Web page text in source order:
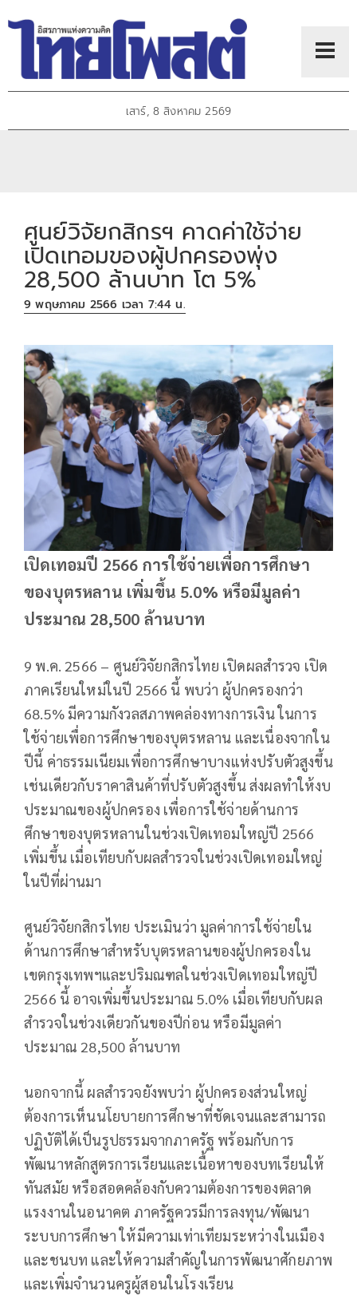
เสาร์, 8 สิงหาคม 2569
ศูนย์วิจัยกสิกรฯ คาดค่าใช้จ่าย
เปิดเทอมของผู้ปกครองพุ่ง
28,500 ล้านบาท โต 5%
9 พฤษภาคม 2566 เวลา 7:44 น.
เปิดเทอมปี 2566 การใช้จ่ายเพื่อการศึกษา
ของบุตรหลาน เพิ่มขึ้น 5.0% หรือมีมูลค่า
ประมาณ 28,500 ล้านบาท
9 พ.ค. 2566 – ศูนย์วิจัยกสิกรไทย เปิดผลสำรวจ เปิด
ภาคเรียนใหม่ในปี 2566 นี้ พบว่า ผู้ปกครองกว่า
68.5% มีความกังวลสภาพคล่องทางการเงิน ในการ
ใช้จ่ายเพื่อการศึกษาของบุตรหลาน และเนื่องจากใน
ปีนี้ ค่าธรรมเนียมเพื่อการศึกษาบางแห่งปรับตัวสูงขึ้น
เช่นเดียวกับราคาสินค้าที่ปรับตัวสูงขึ้น ส่งผลทำให้งบ
ประมาณของผู้ปกครอง เพื่อการใช้จ่ายด้านการ
ศึกษาของบุตรหลานในช่วงเปิดเทอมใหญ่ปี 2566
เพิ่มขึ้น เมื่อเทียบกับผลสำรวจในช่วงเปิดเทอมใหญ่
ในปีที่ผ่านมา
ศูนย์วิจัยกสิกรไทย ประเมินว่า มูลค่าการใช้จ่ายใน
ด้านการศึกษาสำหรับบุตรหลานของผู้ปกครองใน
เขตกรุงเทพฯและปริมณฑลในช่วงเปิดเทอมใหญ่ปี
2566 นี้ อาจเพิ่มขึ้นประมาณ 5.0% เมื่อเทียบกับผล
สำรวจในช่วงเดียวกันของปีก่อน หรือมีมูลค่า
ประมาณ 28,500 ล้านบาท
นอกจากนี้ ผลสำรวจยังพบว่า ผู้ปกครองส่วนใหญ่
ต้องการเห็นนโยบายการศึกษาที่ชัดเจนและสามารถ
ปฏิบัติได้เป็นรูปธรรมจากภาครัฐ พร้อมกับการ
พัฒนาหลักสูตรการเรียนและเนื้อหาของบทเรียนให้
ทันสมัย หรือสอดคล้องกับความต้องการของตลาด
แรงงานในอนาคต ภาครัฐควรมีการลงทุน/พัฒนา
ระบบการศึกษา ให้มีความเท่าเทียมระหว่างในเมือง
และชนบท และให้ความสำคัญในการพัฒนาศักยภาพ
และเพิ่มจำนวนครูผู้สอนในโรงเรียน